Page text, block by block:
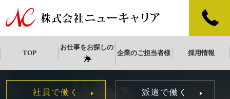
TOP
お仕事をお探しの
方
企業のご担当者様 採用情報
社員で働く 派遣で働く